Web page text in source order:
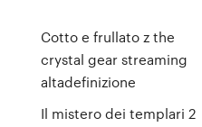
Cotto e frullato z the
crystal gear streaming
altadefinizione
Il mistero dei templari 2